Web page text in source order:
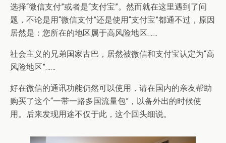
选择“微信支付”或者是“支付宝”。然而就在这里遇到了问
题，不论是用“微信支付”还是使用“支付宝”都通不过，原因
居然是：您所在的地区属于高风险地区……
社会主义的兄弟国家古巴，居然被微信和支付宝认定为“高
风险地区”……
好在微信的通讯功能仍然可以使用，请在国内的亲友帮助
购买了这个“一带一路多国流量包”，以备外出的时候使
用。后来发现用途不仅于此，这个回头细说。